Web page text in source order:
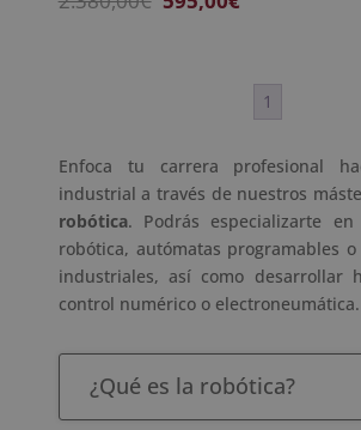
es:
595,00€.
1
Enfoca tu carrera profesional
industrial a través de nuestros
robótica. Podrás especializarte en
robótica, autómatas programables
industriales, así como desarrollar
control numérico o electroneumática.
¿Qué es la robótica?